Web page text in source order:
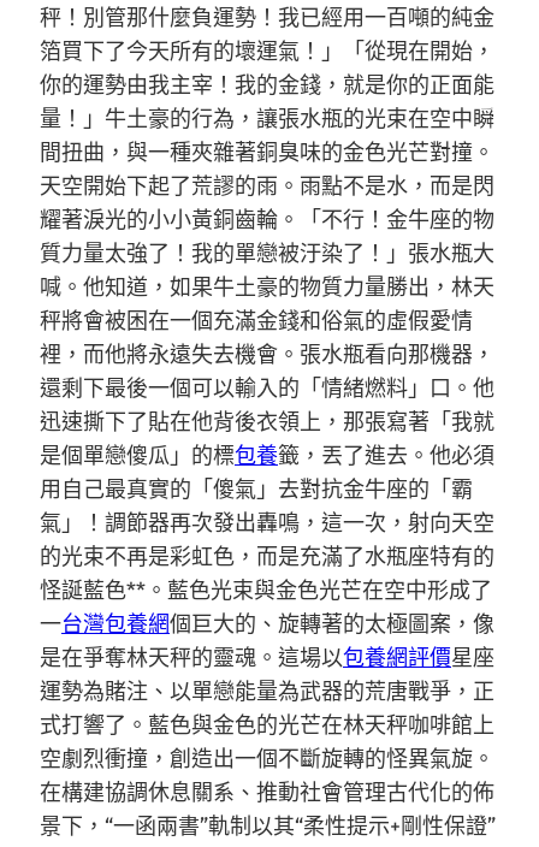
秤！別管那什麼負運勢！我已經用一百噸的純金
箔買下了今天所有的壞運氣！」「從現在開始，
你的運勢由我主宰！我的金錢，就是你的正面能
量！」牛土豪的行為，讓張水瓶的光束在空中瞬
間扭曲，與一種夾雜著銅臭味的金色光芒對撞。
天空開始下起了荒謬的雨。雨點不是水，而是閃
耀著淚光的小小黃銅齒輪。「不行！金牛座的物
質力量太強了！我的單戀被汙染了！」張水瓶大
喊。他知道，如果牛土豪的物質力量勝出，林天
秤將會被困在一個充滿金錢和俗氣的虛假愛情
裡，而他將永遠失去機會。張水瓶看向那機器，
還剩下最後一個可以輸入的「情緒燃料」口。他
迅速撕下了貼在他背後衣領上，那張寫著「我就
是個單戀傻瓜」的標包養籤，丟了進去。他必須
用自己最真實的「傻氣」去對抗金牛座的「霸
氣」！調節器再次發出轟鳴，這一次，射向天空
的光束不再是彩虹色，而是充滿了水瓶座特有的
怪誕藍色**。藍色光束與金色光芒在空中形成了
一台灣包養網個巨大的、旋轉著的太極圖案，像
是在爭奪林天秤的靈魂。這場以包養網評價星座
運勢為賭注、以單戀能量為武器的荒唐戰爭，正
式打響了。藍色與金色的光芒在林天秤咖啡館上
空劇烈衝撞，創造出一個不斷旋轉的怪異氣旋。
在構建協調休息關系、推動社會管理古代化的佈
景下，“一函兩書”軌制以其“柔性提示+剛性保證”